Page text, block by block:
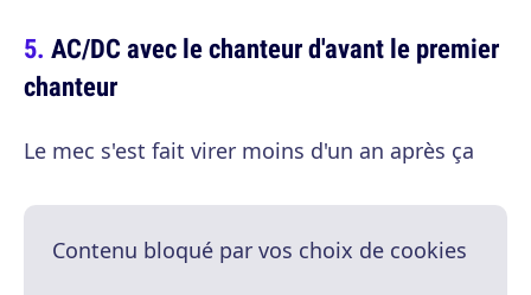
AC/DC avec le chanteur d'avant le premier
chanteur
Le mec s'est fait virer moins d'un an après ça
Contenu bloqué par vos choix de cookies